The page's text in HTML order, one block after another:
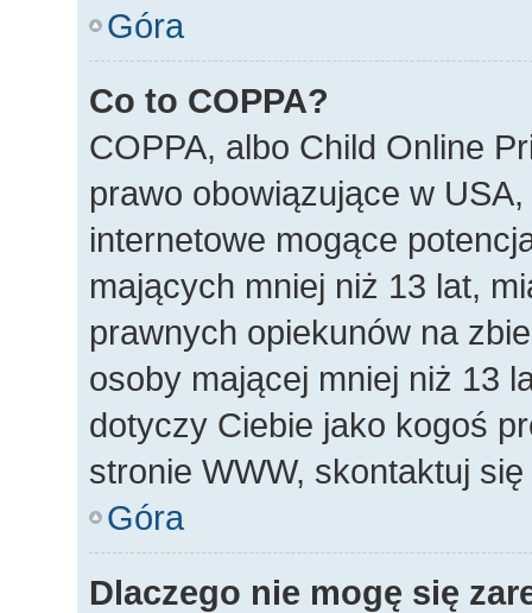
Góra
Co to COPPA?
COPPA, albo Child Online
prawo obowiązujące w
internetowe mogące
mających mniej niż 13 lat,
prawnych opiekunów na
osoby mającej mniej niż 13
dotyczy Ciebie jako kogoś
stronie WWW, skontaktuj
Góra
Dlaczego nie mogę się